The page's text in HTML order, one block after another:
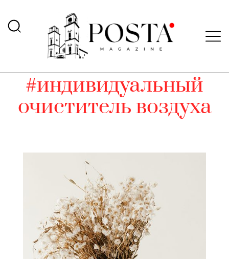
#индивидуальный
очиститель воздуха